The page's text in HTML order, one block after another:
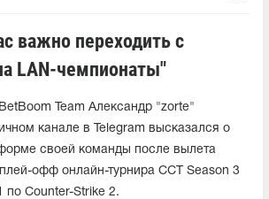
важно переходить с
LAN-чемпионаты"
Team Александр "zorte"
канале в Telegram высказался о
своей команды после вылета
офф онлайн-турнира CCT Season 3
по Counter-Strike 2.